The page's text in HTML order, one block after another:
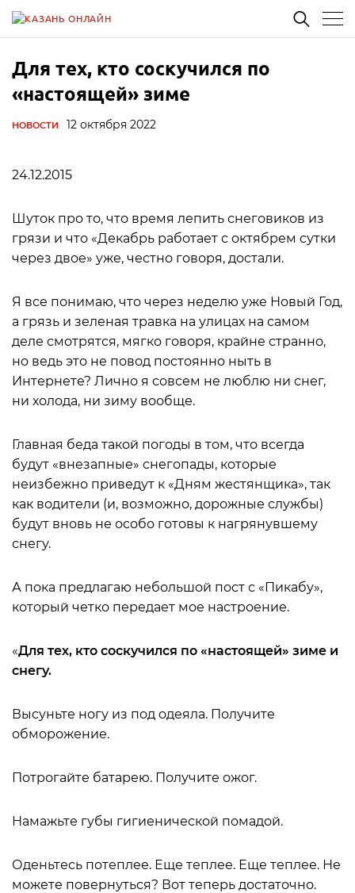
Для тех, кто соскучился по
«настоящей» зиме
НОВОСТИ 12 октября 2022
24.12.2015
Шуток про то, что время лепить снеговиков из
грязи и что «Декабрь работает с октябрем сутки
через двое» уже, честно говоря, достали.
Я все понимаю, что через неделю уже Новый Год,
а грязь и зеленая травка на улицах на самом
деле смотрятся, мягко говоря, крайне странно,
но ведь это не повод постоянно ныть в
Интернете? Лично я совсем не люблю ни снег,
ни холода, ни зиму вообще.
Главная беда такой погоды в том, что всегда
будут «внезапные» снегопады, которые
неизбежно приведут к «Дням жестянщика», так
как водители (и, возможно, дорожные службы)
будут вновь не особо готовы к нагрянувшему
снегу.
А пока предлагаю небольшой пост с «Пикабу»,
который четко передает мое настроение.
«Для тех, кто соскучился по «настоящей» зиме и
снегу.
Высуньте ногу из под одеяла. Получите
обморожение.
Потрогайте батарею. Получите ожог.
Намажьте губы гигиенической помадой.
Оденьтесь потеплее. Еще теплее. Еще теплее. Не
можете повернуться? Вот теперь достаточно.